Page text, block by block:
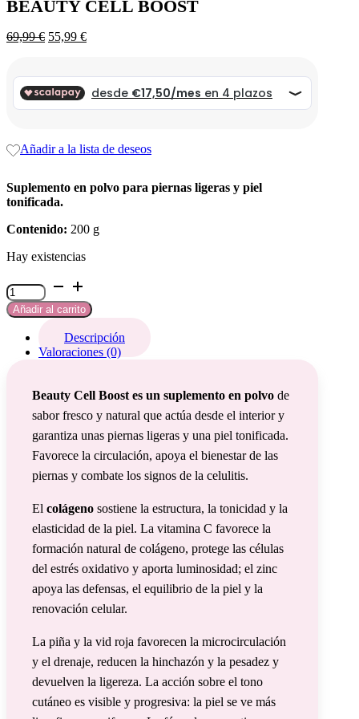
BEAUTY CELL BOOST
El
era:
69,99 €.
69,99€El
es:
69,99 €.
55,99 €
Añadir a la lista de deseos
Suplemento en polvo para piernas ligeras y piel
tonificada.
Contenido: 200 g
Hay existencias
Beauty
Cell
Boost
Añadir al carrito
Descripción
Valoraciones (0)
Beauty Cell Boost es un suplemento en polvo de
sabor fresco y natural que actúa desde el interior y
garantiza unas piernas ligeras y una piel tonificada.
Favorece la circulación, apoya el bienestar de las
piernas y combate los signos de la celulitis.
El colágeno sostiene la estructura, la tonicidad y la
elasticidad de la piel. La vitamina C favorece la
formación natural de colágeno, protege las células
del estrés oxidativo y aporta luminosidad; el zinc
apoya las defensas, el equilibrio de la piel y la
renovación celular.
La piña y la vid roja favorecen la microcirculación
y el drenaje, reducen la hinchazón y la pesadez y
devuelven la ligereza. La acción sobre el tono
cutáneo es visible y progresiva: la piel se ve más